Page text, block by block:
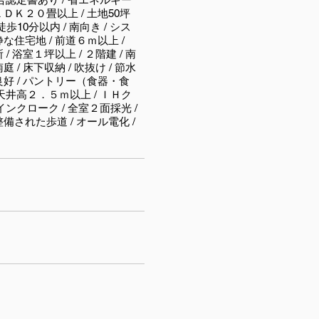
Ｋ２０畳以上 / 土地50坪
歩10分以内 / 南向き / シス
住宅地 / 前道６ｍ以上 /
/ 浴室１坪以上 / ２階建 / 南
/ 床下収納 / 吹抜け / 節水
/ パントリー（食器・食
高２．５ｍ以上 / ＩＨク
ンクローク / 全室２面採光 /
された歩道 / オール電化 /